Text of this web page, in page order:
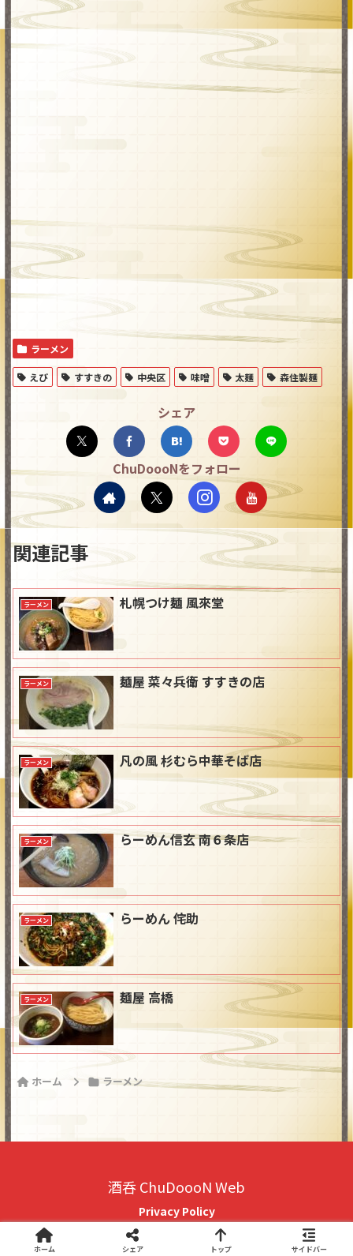
ラーメン
えび すすきの 中央区 味噌 太麺 森住製麺
シェア
ChuDoooNをフォロー
関連記事
ラーメン 札幌つけ麺 風來堂
ラーメン 麺屋 菜々兵衛 すすきの店
ラーメン 凡の風 杉むら中華そば店
ラーメン らーめん信玄 南６条店
ラーメン らーめん 侘助
ラーメン 麺屋 高橋
ホーム ラーメン
酒呑 ChuDoooN Web
Privacy Policy
© 2018 酒呑 ChuDoooN Web.
ホーム シェア トップ サイドバー